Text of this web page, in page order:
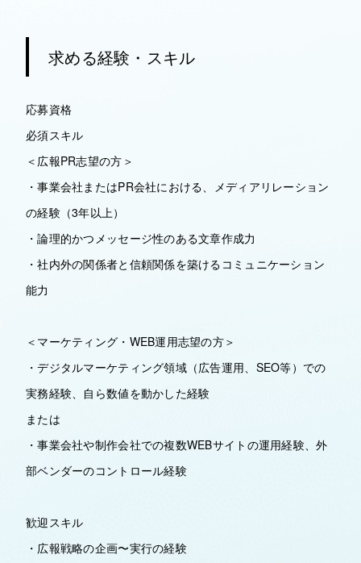
求める経験・スキル
応募資格
必須スキル
＜広報PR志望の方＞
・事業会社またはPR会社における、メディアリレーション
の経験（3年以上）
・論理的かつメッセージ性のある文章作成力
・社内外の関係者と信頼関係を築けるコミュニケーション
能力
＜マーケティング・WEB運用志望の方＞
・デジタルマーケティング領域（広告運用、SEO等）での
実務経験、自ら数値を動かした経験
または
・事業会社や制作会社での複数WEBサイトの運用経験、外
部ベンダーのコントロール経験
歓迎スキル
・広報戦略の企画〜実行の経験